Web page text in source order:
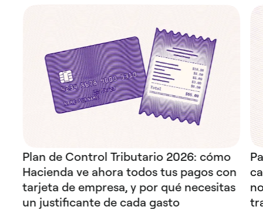
Plan de Control Tributario 2026: cómo
Hacienda ve ahora todos tus pagos con
tarjeta de empresa, y por qué necesitas
un justificante de cada gasto